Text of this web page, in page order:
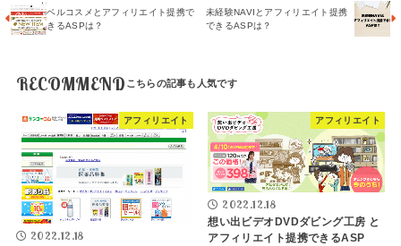
ベルコスメとアフィリエイト提携で
きるASPは？
未経験NAVIとアフィリエイト提携
できるASPは？
RECOMMEND
アフィリエイト
2022.12.18
アフィリエイト
2022.12.18
想い出ビデオDVDダビング工房 と
アフィリエイト提携できるASP